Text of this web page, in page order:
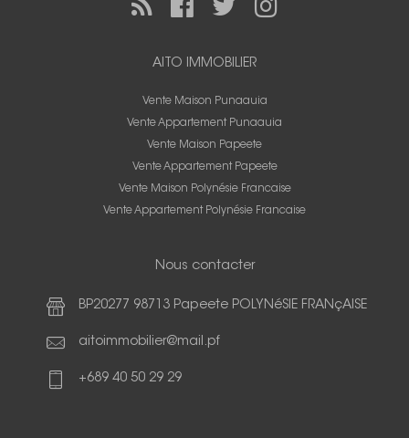
AITO IMMOBILIER
Vente Maison Punaauia
Vente Appartement Punaauia
Vente Maison Papeete
Vente Appartement Papeete
Vente Maison Polynésie Francaise
Vente Appartement Polynésie Francaise
Nous contacter
BP20277 98713 Papeete POLYNéSIE FRANçAISE
aitoimmobilier@mail.pf
+689 40 50 29 29